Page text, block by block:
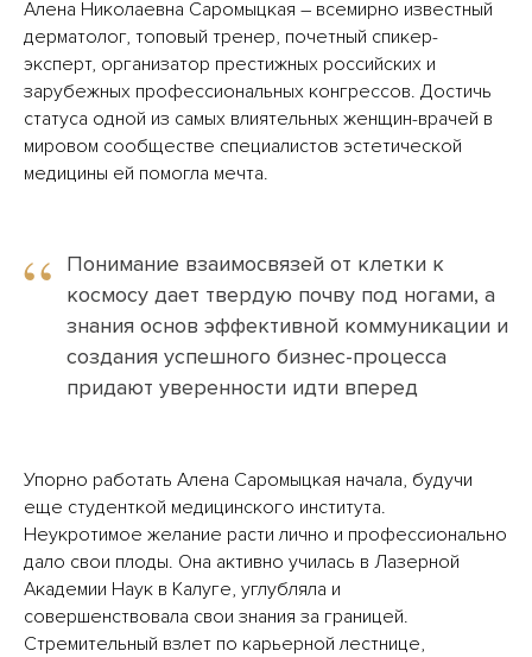
Алена Николаевна Саромыцкая – всемирно известный
дерматолог, топовый тренер, почетный спикер-
эксперт, организатор престижных российских и
зарубежных профессиональных конгрессов. Достичь
статуса одной из самых влиятельных женщин-врачей в
мировом сообществе специалистов эстетической
медицины ей помогла мечта.
“
Понимание взаимосвязей от клетки к
космосу дает твердую почву под ногами, а
знания основ эффективной коммуникации и
создания успешного бизнес-процесса
придают уверенности идти вперед
Упорно работать Алена Саромыцкая начала, будучи
еще студенткой медицинского института.
Неукротимое желание расти лично и профессионально
дало свои плоды. Она активно училась в Лазерной
Академии Наук в Калуге, углубляла и
совершенствовала свои знания за границей.
Стремительный взлет по карьерной лестнице,